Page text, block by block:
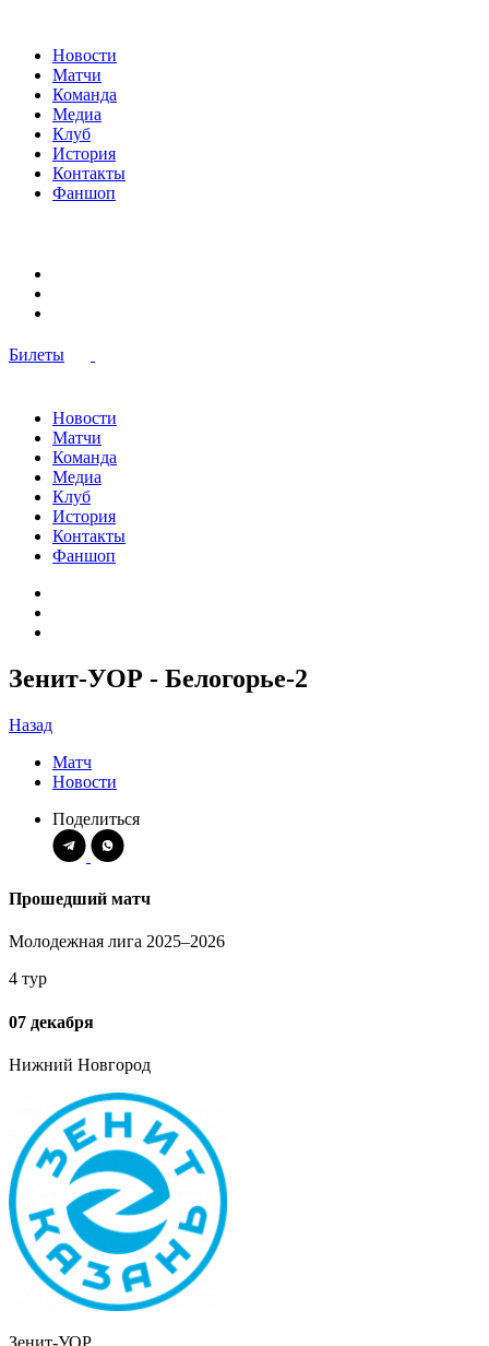
Новости
Матчи
Команда
Медиа
Клуб
История
Контакты
Фаншоп
Билеты
Новости
Матчи
Команда
Медиа
Клуб
История
Контакты
Фаншоп
Зенит-УОР - Белогорье-2
Назад
Матч
Новости
Поделиться
Прошедший матч
Молодежная лига 2025–2026
4 тур
07 декабря
Нижний Новгород
Зенит-УОР